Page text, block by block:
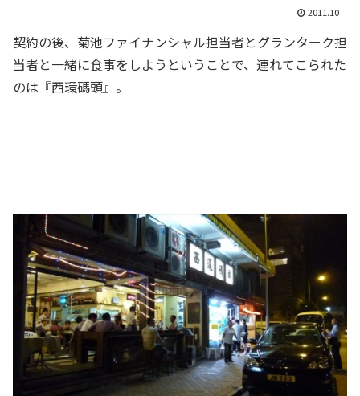
2011.10
契約の後、菊池ファイナンシャル担当者とグランターク担
当者と一緒に食事をしようということで、連れてこられた
のは『西環碼頭』。